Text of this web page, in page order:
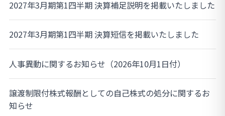
2027年3月期第1四半期 決算補足説明を掲載いたしました
2027年3月期第1四半期 決算短信を掲載いたしました
人事異動に関するお知らせ（2026年10月1日付）
譲渡制限付株式報酬としての自己株式の処分に関するお
知らせ